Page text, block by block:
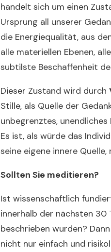
handelt sich um einen
Ursprung all unserer
die Energiequalität, aus
alle materiellen Ebenen,
subtilste Beschaffenheit
Dieser Zustand wird durch
Stille, als Quelle der
unbegrenztes, unendliches
Es ist, als würde das
seine eigene innere
Sollten Sie meditieren?
Ist wissenschaftlich
innerhalb der nächsten 30
beschrieben wurden?
nicht nur einfach und